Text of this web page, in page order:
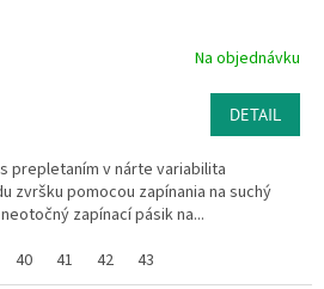
Na objednávku
DETAIL
prepletaním v nárte variabilita
zvršku pomocou zapínania na suchý
zapínací pásik na...
40 41 42 43